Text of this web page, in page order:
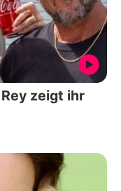
zeigt ihr